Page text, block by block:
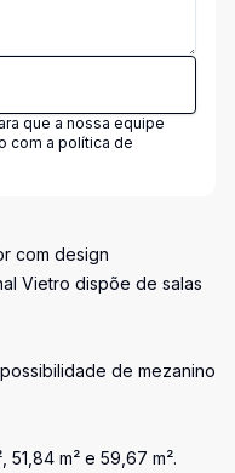
que a nossa equipe
com a política de
com design
Vietro dispõe de salas
de mezanino
m² e 59,67 m².